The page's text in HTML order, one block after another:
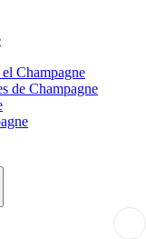
Champagne
de Champagne